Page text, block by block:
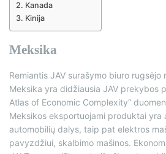
Kanada
Kinija
Meksika
Remiantis JAV surašymo biuro rugsėjo
Meksika yra didžiausia JAV prekybos
Atlas of Economic Complexity“
Meksikos eksportuojami produktai yra
automobilių dalys, taip pat elektros
pavyzdžiui, skalbimo mašinos.